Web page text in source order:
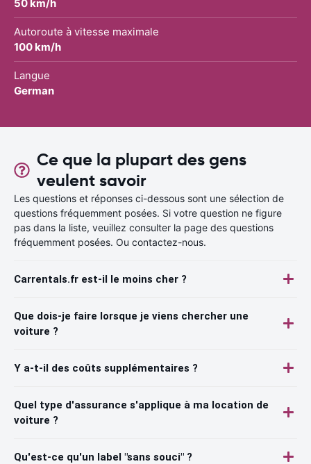
50 km/h
Autoroute à vitesse maximale
100 km/h
Langue
German
Ce que la plupart des gens
veulent savoir
Les questions et réponses ci-dessous sont une sélection de
questions fréquemment posées. Si votre question ne figure
pas dans la liste, veuillez consulter la page des questions
fréquemment posées. Ou contactez-nous.
Carrentals.fr est-il le moins cher ?
Que dois-je faire lorsque je viens chercher une
voiture ?
Y a-t-il des coûts supplémentaires ?
Quel type d'assurance s'applique à ma location de
voiture ?
Qu'est-ce qu'un label "sans souci" ?